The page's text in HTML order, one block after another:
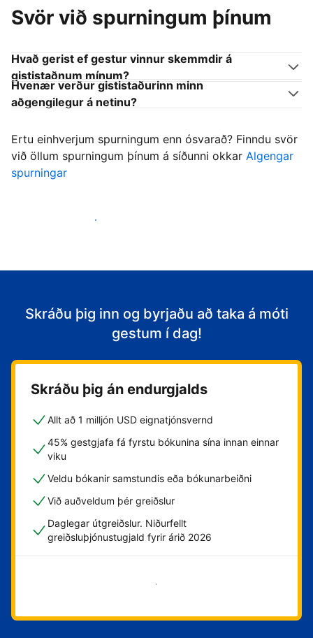
Svör við spurningum þínum
Hvað gerist ef gestur vinnur skemmdir á
gististaðnum mínum?
Hvenær verður gististaðurinn minn
aðgengilegur á netinu?
Ertu einhverjum spurningum enn ósvarað? Finndu svör
við öllum spurningum þínum á síðunni okkar Algengar
spurningar
Byrja að taka á móti gestum
Skráðu þig inn og byrjaðu að taka á móti
gestum í dag!
Skráðu þig án endurgjalds
Allt að 1 milljón USD eignatjónsvernd
45% gestgjafa fá fyrstu bókunina sína innan einnar
viku
Veldu bókanir samstundis eða bókunarbeiðni
Við auðveldum þér greiðslur
Daglegar útgreiðslur. Niðurfellt
greiðsluþjónustugjald fyrir árið 2026
Byrja núna